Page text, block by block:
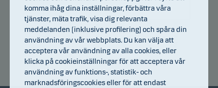
94
07.07.2026 13.07.2026 17.07.2026 23.07.2026 29.07.2026 04.08.2026
Avkastningsindex
komma ihåg dina inställningar, förbättra våra
tjänster, mäta trafik, visa dig relevanta
meddelanden (inklusive profilering) och spåra din
användning av vår webbplats. Du kan välja att
acceptera vår användning av alla cookies, eller
klicka på cookieinställningar för att acceptera vår
användning av funktions-, statistik- och
marknadsföringscookies eller för att endast